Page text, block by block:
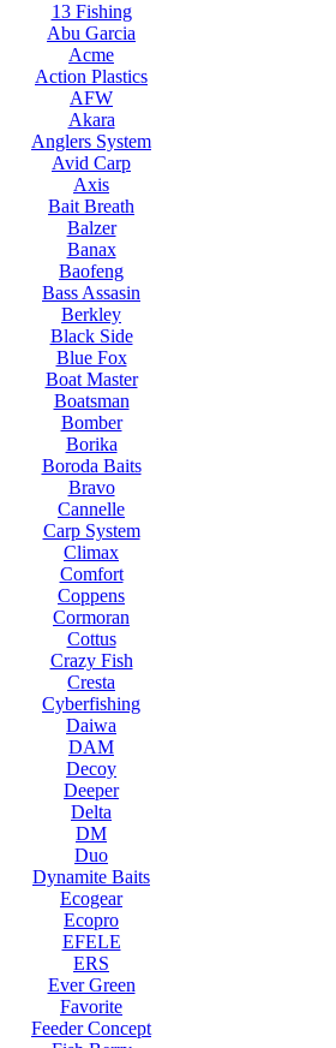
13 Fishing
Abu Garcia
Acme
Action Plastics
AFW
Akara
Anglers System
Avid Carp
Axis
Bait Breath
Balzer
Banax
Baofeng
Bass Assasin
Berkley
Black Side
Blue Fox
Boat Master
Boatsman
Bomber
Borika
Boroda Baits
Bravo
Cannelle
Carp System
Climax
Comfort
Coppens
Cormoran
Cottus
Crazy Fish
Cresta
Cyberfishing
Daiwa
DAM
Decoy
Deeper
Delta
DM
Duo
Dynamite Baits
Ecogear
Ecopro
EFELE
ERS
Ever Green
Favorite
Feeder Concept